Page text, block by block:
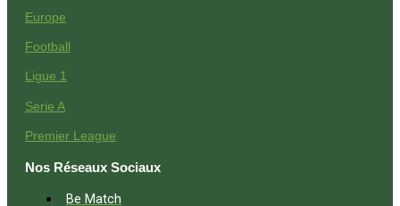
Europe
Football
Ligue 1
Serie A
Premier League
Nos Réseaux Sociaux
Be Match